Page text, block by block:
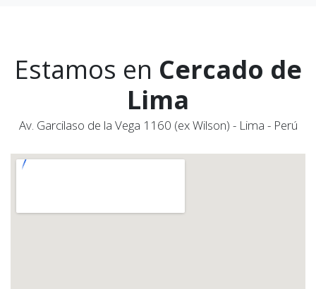
Estamos en Cercado de
Lima
Av. Garcilaso de la Vega 1160 (ex Wilson) - Lima - Perú